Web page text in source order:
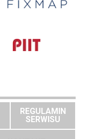
REGULAMIN
SERWISU